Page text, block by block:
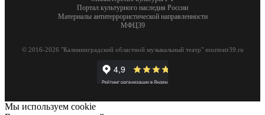
Портал культурного наследия России
Материалы антитеррористической направленности
МФЦ39
© 2016-2026 "Калининградский областной музыкальный театр" muzteatr39.ru
Мы используем cookie